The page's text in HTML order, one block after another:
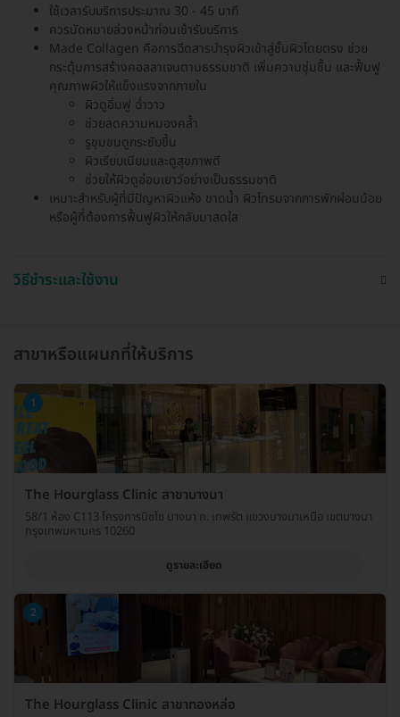
ใช้เวลารับบริการประมาณ 30 - 45 นาที
ควรนัดหมายล่วงหน้าก่อนเข้ารับบริการ
Made Collagen คือการฉีดสารบำรุงผิวเข้าสู่ชั้นผิวโดยตรง ช่วย
กระตุ้นการสร้างคอลลาเจนตามธรรมชาติ เพิ่มความชุ่มชื้น และฟื้นฟู
คุณภาพผิวให้แข็งแรงจากภายใน
ผิวดูอิ่มฟู ฉ่ำวาว
ช่วยลดความหมองคล้ำ
รูขุมขนดูกระชับขึ้น
ผิวเรียบเนียนและดูสุขภาพดี
ช่วยให้ผิวดูอ่อนเยาว์อย่างเป็นธรรมชาติ
เหมาะสำหรับผู้ที่มีปัญหาผิวแห้ง ขาดน้ำ ผิวโทรมจากการพักผ่อนน้อย
หรือผู้ที่ต้องการฟื้นฟูผิวให้กลับมาสดใส
วิธีชำระและใช้งาน
สาขาหรือแผนกที่ให้บริการ
1
The Hourglass Clinic สาขาบางนา
58/1 ห้อง C113 โครงการบิซโซ บางนา ถ. เทพรัต แขวงบางนาเหนือ เขตบางนา
กรุงเทพมหานคร 10260
ดูรายละเอียด
2
The Hourglass Clinic สาขาทองหล่อ